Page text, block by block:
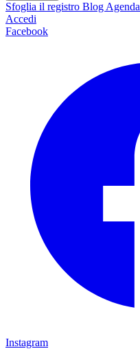
Sfoglia il registro Blog Agenda
Accedi
Facebook
Instagram